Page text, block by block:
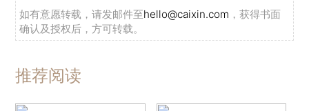
如有意愿转载，请发邮件至hello@caixin.com ，获得书面
确认及授权后，方可转载。
推荐阅读